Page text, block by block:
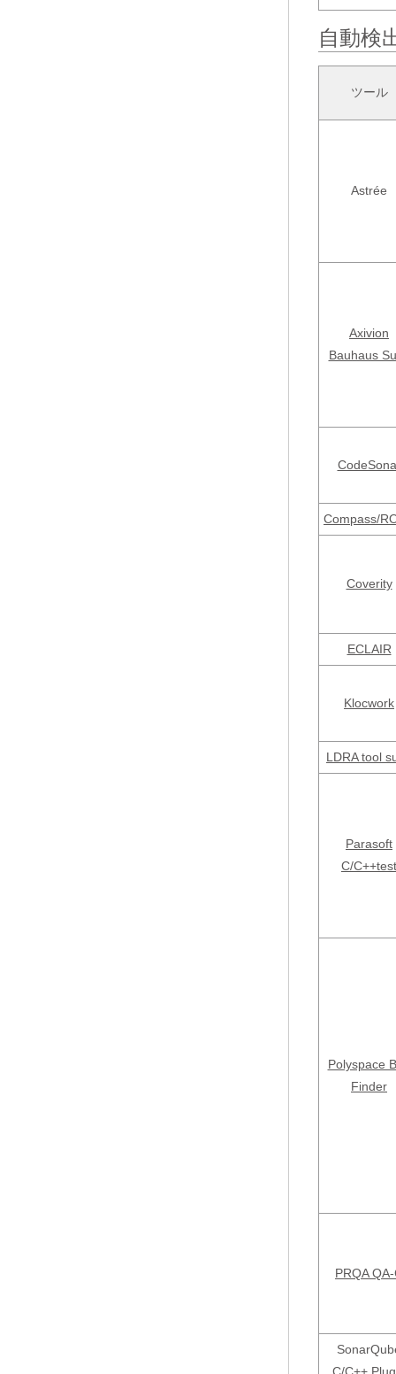
自動検
ツール
Astrée
Axivion
Bauhaus
Compass/
Coverity
ECLAIR
Klocwork
LDRA tool
Parasoft
C/C++test
Polyspace
Finder
PRQA